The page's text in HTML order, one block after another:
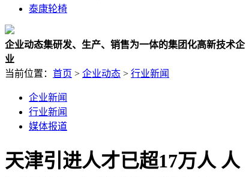
泰康轮椅
企业动态集研发、生产、销售为一体的集团化高新技术企
业
当前位置： 首页 > 企业动态 > 行业新闻
企业新闻
行业新闻
媒体报道
天津引进人才已超17万人 人